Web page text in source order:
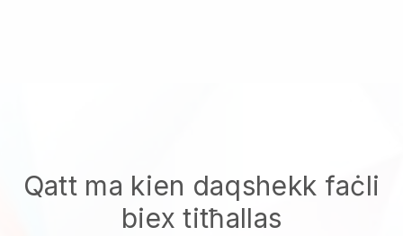
Qatt ma kien daqshekk faċli
biex titħallas